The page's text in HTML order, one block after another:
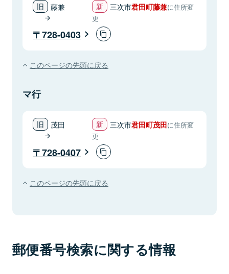
藤兼 三次市君田町藤兼に住所変
更
728-0403
このページの先頭に戻る
マ行
茂田 三次市君田町茂田に住所変
更
728-0407
このページの先頭に戻る
郵便番号検索に関する情報